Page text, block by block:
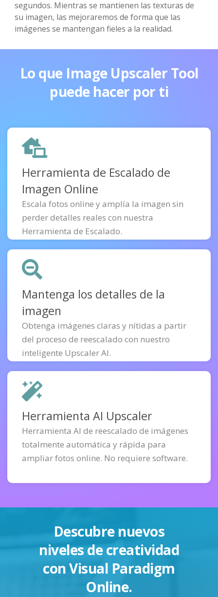
segundos. Mientras se mantienen las texturas de
su imagen, las mejoraremos de forma que las
imágenes se mantengan fieles a la realidad.
Lo que Image Upscaler Tool
puede hacer por ti
Herramienta de Escalado de
Imagen Online
Escala fotos online y amplía la imagen sin
perder detalles reales con nuestra
Herramienta de Escalado.
Mantenga los detalles de la
imagen
Obtenga imágenes claras y nítidas a partir
del proceso de reescalado con nuestro
inteligente Upscaler AI.
Herramienta AI Upscaler
Herramienta AI de reescalado de imágenes
totalmente automática y rápida para
ampliar fotos online. No requiere software.
Descubre nuevos
niveles de creatividad
con Visual Paradigm
Online.